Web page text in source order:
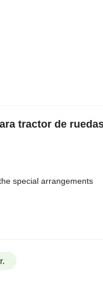
tractor de
special arrangements